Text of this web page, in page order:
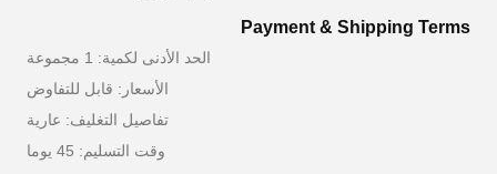
Payment & Shipping Terms
الحد الأدنى لكمية: 1 مجموعة
الأسعار: قابل للتفاوض
تفاصيل التغليف: عارية
وقت التسليم: 45 يوما